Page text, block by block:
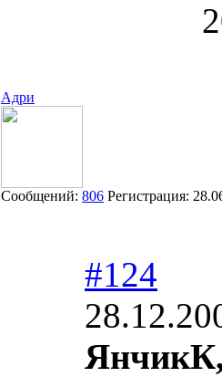
Адри
Сообщений: 806 Регистрация:
#124